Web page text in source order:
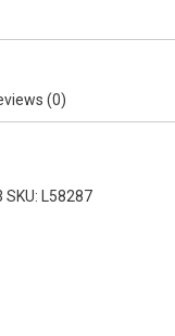
(0)
SKU: L58287